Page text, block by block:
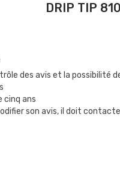
DRIP TIP
des avis et la possibilité
cinq ans
son avis, il doit